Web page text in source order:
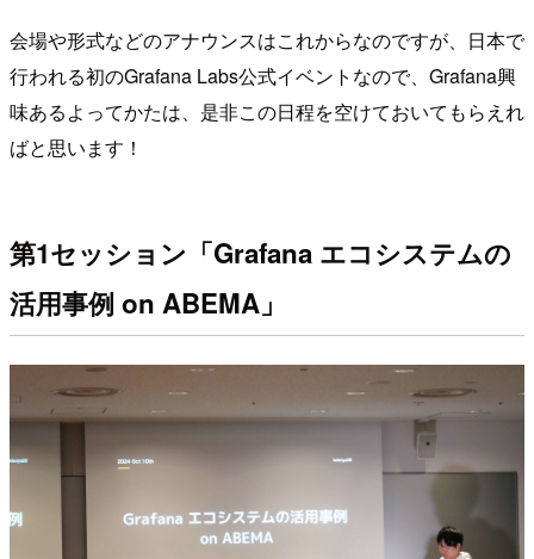
会場や形式などのアナウンスはこれからなのですが、日本で
行われる初のGrafana Labs公式イベントなので、Grafana興
味あるよってかたは、是非この日程を空けておいてもらえれ
ばと思います！
第1セッション「Grafana エコシステムの
活用事例 on ABEMA」